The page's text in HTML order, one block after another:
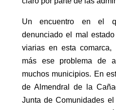
Un encuentro en el
denunciado el mal
viarias en esta
más ese problema de
muchos municipios. En
de Almendral de la
Junta de Comunidades